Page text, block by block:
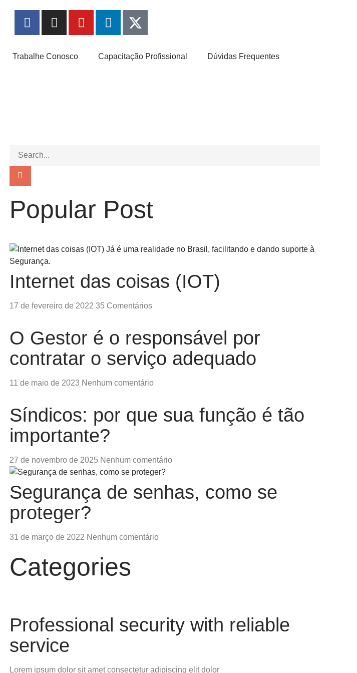
Trabalhe Conosco Capacitação Profissional Dúvidas Frequentes
Popular Post
Internet das coisas (IOT)
17 de fevereiro de 2022 35 Comentários
O Gestor é o responsável por
contratar o serviço adequado
11 de maio de 2023 Nenhum comentário
Síndicos: por que sua função é tão
importante?
27 de novembro de 2025 Nenhum comentário
Segurança de senhas, como se
proteger?
31 de março de 2022 Nenhum comentário
Categories
Professional security with reliable
service
Lorem ipsum dolor sit amet consectetur adipiscing elit dolor